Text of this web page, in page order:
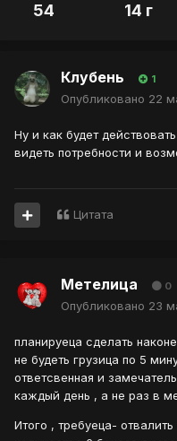
54 14 г
Клубень 1
Опубликовано 22
Ну и как будет
видеть потребности и
Цитата
Метелица 0
Опубликовано 23
планируеца сделать
не будеть грузица по 5
ответсвенная и
каждый день , а не раз в
Итого , требуеца-